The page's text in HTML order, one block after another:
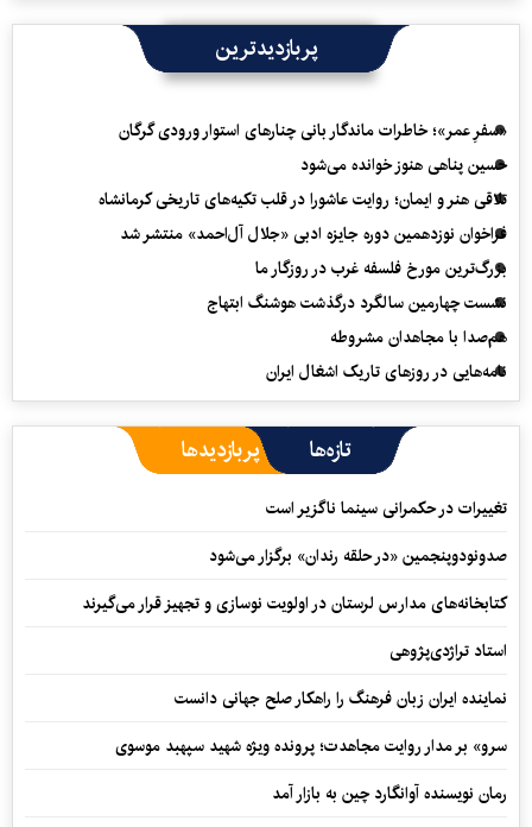
پربازدیدترین
«سفرِ عمر»؛ خاطرات ماندگار بانی چنارهای استوار ورودی گرگان
حسین پناهی هنوز خوانده می‌شود
تلاقی هنر و ایمان؛ روایت عاشورا در قلب تکیه‌های تاریخی کرمانشاه
فراخوان نوزدهمین دوره جایزه ادبی «جلال آل‌احمد» منتشر شد
بزرگ‌ترین مورخ فلسفه غرب در روزگار ما
نشست چهارمین سالگرد درگذشت هوشنگ ابتهاج
هم‌صدا با مجاهدان مشروطه
نامه‌هایی در روزهای تاریک اشغال ایران
تازه‌ها پربازدیدها
تغییرات در حکمرانی سینما ناگزیر است
صدونودوپنجمین «در حلقه رندان» برگزار می‌شود
کتابخانه‌های مدارس لرستان در اولویت نوسازی و تجهیز قرار می‌گیرند
استاد تراژدی‌پژوهی
نماینده ایران زبان فرهنگ را راهکار صلح جهانی دانست
سرو» بر مدار روایت مجاهدت؛ پرونده ویژه شهید سپهبد موسوی
رمان نویسنده آوانگارد چین به بازار آمد